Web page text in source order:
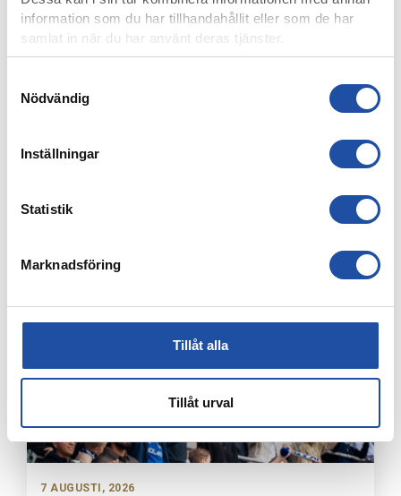
information som du har tillhandahållit eller som de har
samlat in när du har använt deras tjänster.
Nödvändig
Inställningar
Statistik
Marknadsföring
Tillåt alla
Tillåt urval
ELIAS JEMALS BÄSTA TID PÅ KANTEN – “BARNDOMSDRÖM
7 AUGUSTI, 2026